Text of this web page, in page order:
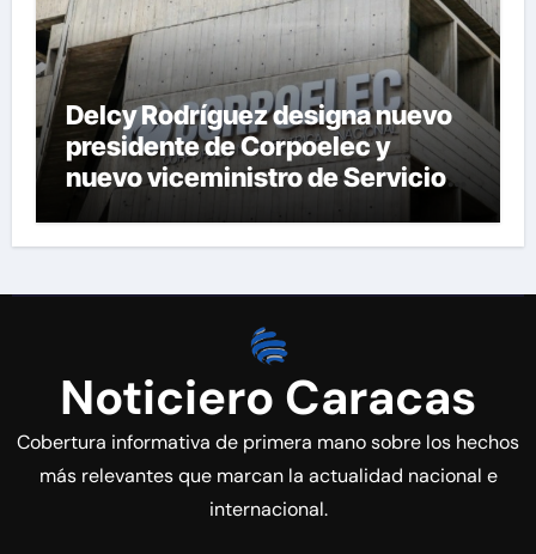
Delcy Rodríguez designa nuevo
presidente de Corpoelec y
nuevo viceministro de Servicios
Eléctricos
Noticiero Caracas
Cobertura informativa de primera mano sobre los hechos
más relevantes que marcan la actualidad nacional e
internacional.